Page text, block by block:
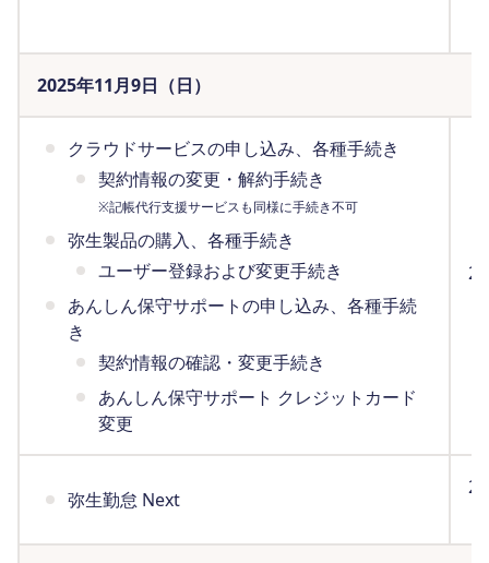
2025年11月9日（日）
クラウドサービスの申し込み、各種手続き
契約情報の変更・解約手続き
※記帳代行支援サービスも同様に手続き不可
弥生製品の購入、各種手続き
ユーザー登録および変更手続き
あんしん保守サポートの申し込み、各種手続
き
契約情報の確認・変更手続き
あんしん保守サポート クレジットカード
変更
弥生勤怠 Next